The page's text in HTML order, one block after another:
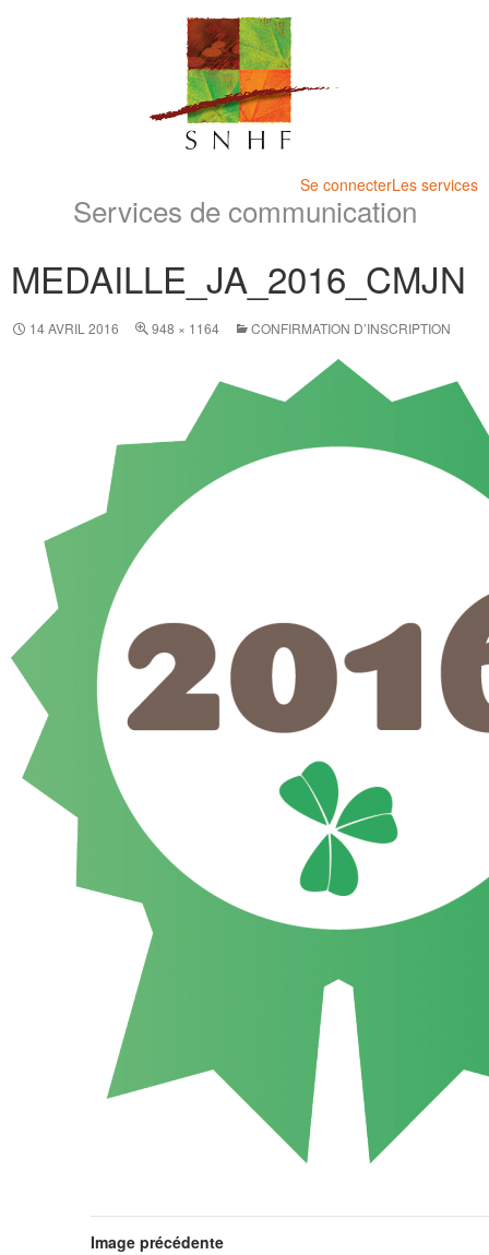
Se connecterLes services
Services de communication
MEDAILLE_JA_2016_CMJN
14 AVRIL 2016 948 × 1164 CONFIRMATION D’INSCRIPTION
Image précédente